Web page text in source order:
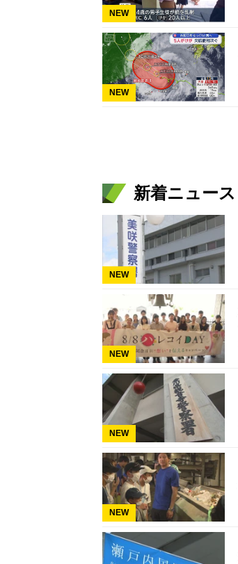
NEW
NEW
新着ニュース
NEW
NEW
NEW
NEW